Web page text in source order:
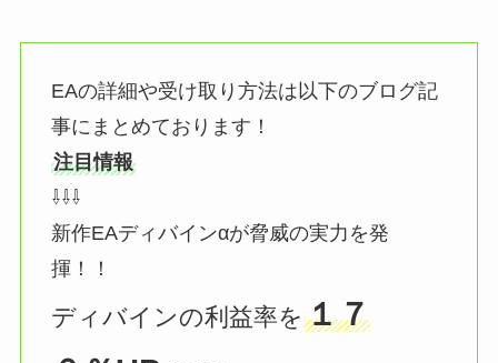
EAの詳細や受け取り方法は以下のブログ記
事にまとめております！
注目情報
⇩⇩⇩
新作EAディバインαが脅威の実力を発
揮！！
ディバインの利益率を１７